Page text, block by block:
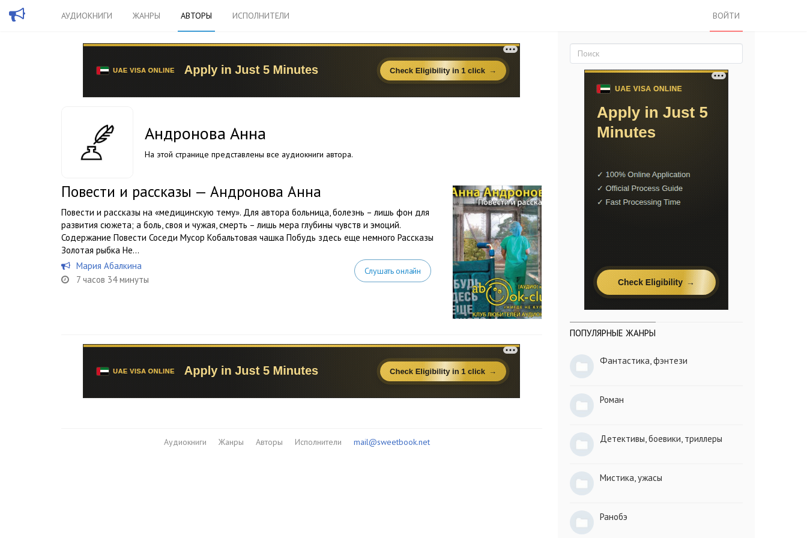
АУДИОКНИГИ ЖАНРЫ АВТОРЫ ИСПОЛНИТЕЛИ ВОЙТИ
Андронова Анна
На этой странице представлены все аудиокниги автора.
Повести и рассказы — Андронова Анна
Повести и рассказы на «медицинскую тему». Для автора больница, болезнь – лишь фон для
развития сюжета; а боль, своя и чужая, смерть – лишь мера глубины чувств и эмоций.
Содержание Повести Соседи Мусор Кобальтовая чашка Побудь здесь еще немного Рассказы
Золотая рыбка Не...
Мария Абалкина
7 часов 34 минуты
Слушать онлайн
Аудиокниги Жанры Авторы Исполнители mail@sweetbook.net
ПОПУЛЯРНЫЕ ЖАНРЫ
Фантастика, фэнтези
Роман
Детективы, боевики, триллеры
Мистика, ужасы
Ранобэ